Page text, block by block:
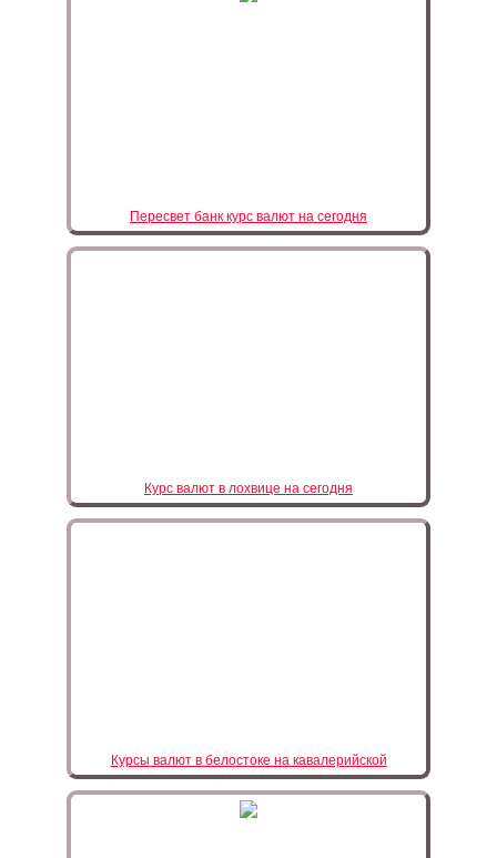
Пересвет банк курс валют на сегодня
Курс валют в лохвице на сегодня
Курсы валют в белостоке на кавалерийской